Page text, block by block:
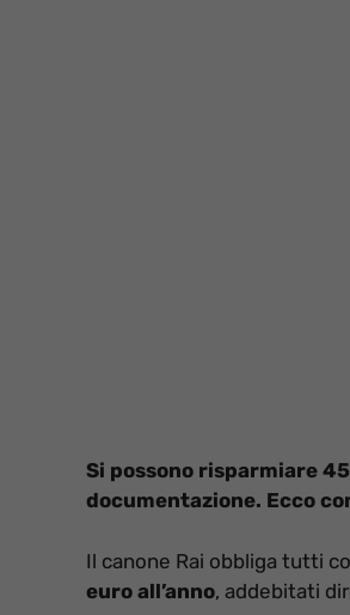
Si possono risparmiare
documentazione. Ecco
Il canone Rai obbliga tutti
euro all’anno, addebitati